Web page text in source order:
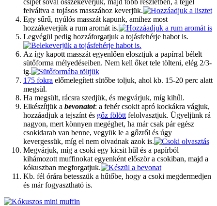
csipet sóval összekeverjük, majd több részletben, a tejjel
felváltva a tojásos masszához keverjük.
Egy sűrű, nyúlós masszát kapunk, amihez most
hozzákeverjük a rum aromát is.
Legvégül pedig hozzáforgatjuk a tojásfehérje habot is.
Az így kapott masszát egyenlően elosztjuk a papírral bélelt
sütőforma mélyedéseiben. Nem kell őket tele tölteni, elég 2/3-
ig.
175 fokra előmelegített sütőbe toljuk, ahol kb. 15-20 perc alatt
megsül.
Ha megsült, rácsra szedjük, és megvárjuk, míg kihűl.
Elkészítjük a bevonatot: a fehér csokit apró kockákra vágjuk,
hozzáadjuk a tejszínt és gőz fölött felolvasztjuk. Ügyeljünk rá
nagyon, mert könnyen megéghet, ha már csak pár egész
csokidarab van benne, vegyük le a gőzről és úgy
kevergessük, míg el nem olvadnak azok is.
Megvárjuk, míg a csoki egy kicsit hűl és a papírból
kihámozott muffinokat egyenként először a csokiban, majd a
kókuszban megforgatjuk.
Kb. fél órára betesszük a hűtőbe, hogy a csoki megdermedjen
és már fogyasztható is.